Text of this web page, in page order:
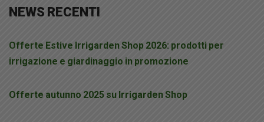
NEWS RECENTI
Offerte Estive Irrigarden Shop 2026: prodotti per
irrigazione e giardinaggio in promozione
Offerte autunno 2025 su Irrigarden Shop